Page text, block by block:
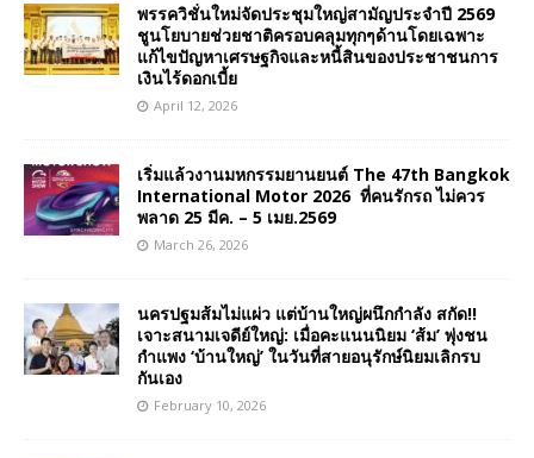
พรรควิชั่นใหม่จัดประชุมใหญ่สามัญประจำปี 2569
ชูนโยบายช่วยชาติครอบคลุมทุกๆด้านโดยเฉพาะ
แก้ไขปัญหาเศรษฐกิจและหนี้สินของประชาชนการ
เงินไร้ดอกเบี้ย
April 12, 2026
เริ่มแล้วงานมหกรรมยานยนต์ The 47th Bangkok
International Motor 2026 ที่คนรักรถ ไม่ควร
พลาด 25 มีค. – 5 เมย.2569
March 26, 2026
นครปฐมส้มไม่แผ่ว แต่บ้านใหญ่ผนึกกำลัง สกัด!!
เจาะสนามเจดีย์ใหญ่: เมื่อคะแนนนิยม ‘ส้ม’ พุ่งชน
กำแพง ‘บ้านใหญ่’ ในวันที่สายอนุรักษ์นิยมเลิกรบ
กันเอง
February 10, 2026